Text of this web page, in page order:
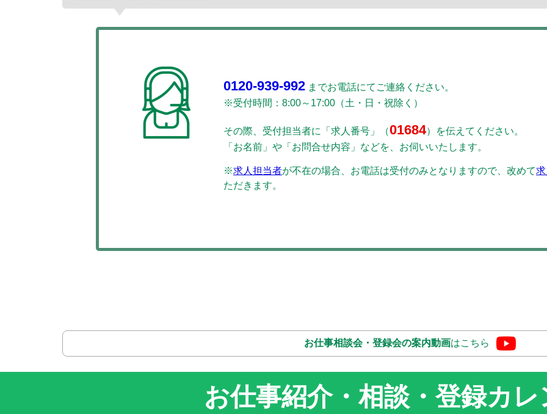
0120-939-992 までお電話にてご連絡ください。
※受付時間：8:00～17:00（土・日・祝除く）
その際、受付担当者に「求人番号」（01684）を伝えてください。
「お名前」や「お問合せ内容」などを、お伺いいたします。
※求人担当者が不在の場合、お電話は受付のみとなりますので、改めて
ただきます。
お仕事相談会・登録会の案内動画はこちら
お仕事紹介・相談・登録カレ